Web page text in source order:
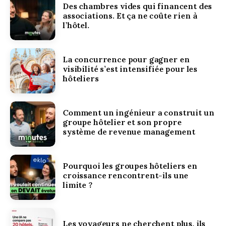
Des chambres vides qui financent des
associations. Et ça ne coûte rien à
l’hôtel.
La concurrence pour gagner en
visibilité s’est intensifiée pour les
hôteliers
Comment un ingénieur a construit un
groupe hôtelier et son propre
système de revenue management
Pourquoi les groupes hôteliers en
croissance rencontrent-ils une
limite ?
Les voyageurs ne cherchent plus, ils